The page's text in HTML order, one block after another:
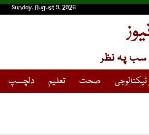
Sunday, August 9, 2026
پہ نظر
صحت تعلیم دلچسپ